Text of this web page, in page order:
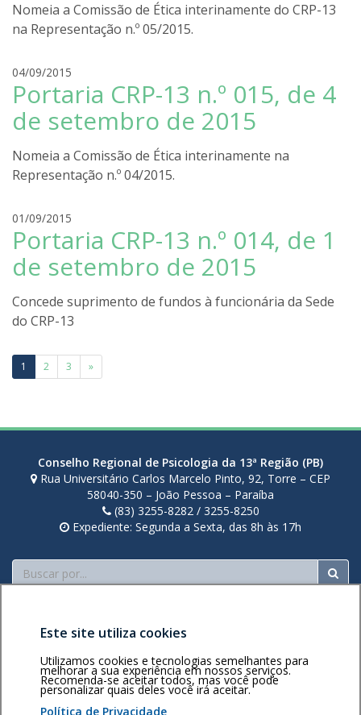
g
o
a
Nomeia a Comissão de Ética interinamente do CRP-13
na Representação n.º 05/2015.
04/09/2015
o
d
r
g
o
a
Portaria CRP-13 n.º 015, de 4
de setembro de 2015
Nomeia a Comissão de Ética interinamente na
Representação n.º 04/2015.
01/09/2015
o
d
r
g
o
i
r
Portaria CRP-13 n.º 014, de 1
de setembro de 2015
Concede suprimento de fundos à funcionária da Sede
do CRP-13
Paginação
posts
1 2 3 »
Conselho Regional de Psicologia da 13ª Região (PB)
Rua Universitário Carlos Marcelo Pinto, 92, Torre – CEP
58040-350 – João Pessoa – Paraíba
(83) 3255-8282 / 3255-8250
Expediente: Segunda a Sexta, das 8h às 17h
Buscar
Área restritaPolítica de
privacidade
Personalização
Voltar ao topo
Este site utiliza cookies
Utilizamos cookies e tecnologias semelhantes para
melhorar a sua experiência em nossos serviços.
Recomenda-se aceitar todos, mas você pode
personalizar quais deles você irá aceitar.
Política de Privacidade